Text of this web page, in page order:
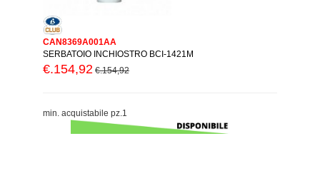
CAN8369A001AA
SERBATOIO INCHIOSTRO BCI-1421M
€.154,92 €.154,92
min. acquistabile pz.1